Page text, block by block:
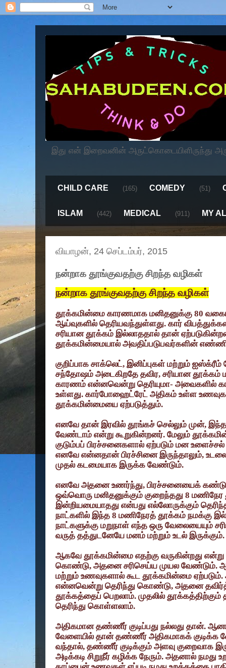
இது என் இறைவனின் அருட்கொடையிளிருந்து
CHILD CARE (165) COMEDY (51)
ISLAM (442) MEDICAL (911) MY
வியாழன், 24 செப்டம்பர், 2015
நன்றாக தூங்குவதற்கு சிறந்த வழிகள்
நன்றாக தூங்குவதற்கு சிறந்த வழிகள்
தூக்கமின்மை காரணமாக மனிதனுக்கு 80
ஆய்வுகளில் தெரியவந்துள்ளது. கார்
சரியான தூக்கம் இல்லாததால் தான்
தூக்கமின்மையால் அவதிப்படுபவர்களின்
குறிப்பாக சாக்லெட், இனிப்புகள் மற்றும்
சந்தோஷம் அடைகிறதே தவிர, சரியான தூக்கம்
காரணம் என்னவென்று தெரியுமா- அவைகளில்
உள்ளது. கார்போஹைட்ரேட் அதிகம் உள்ள
தூக்கமின்மையை ஏற்படுத்தும்.
எனவே தான் இரவில் தூங்கச் செல்லும் முன், இந்த
வேண்டாம் என்று கூறுகின்றனர். மேலும்
குடும்பப் பிரச்சனைகளால் ஏற்படும் மன
எனவே என்னதான் பிரச்சினை இருந்தாலும்,
முதல் கடமையாக இருக்க வேண்டும்.
எனவே அதனை உணர்ந்து, பிரச்சனையைக்
ஒவ்வொரு மனிதனுக்கும் குறைந்தது 8 மணிநேர
இன்றியமையாதது என்பது எல்லோருக்கும்
நாட்களில் இந்த 8 மணிநேரத் தூக்கம் நமக்கு
நாட்களுக்கு மறுநாள் எந்த ஒரு வேலையையும்
வருத் தத்துடனேயே மனம் மற்றும் உடல் இருக்கும்.
ஆகவே தூக்கமின்மை எதற்கு வருகின்றது
கொண்டு, அதனை சரிசெய்ய முயல வேண்டும்.
மற்றும் உணவுகளால் கூட தூக்கமின்மை
என்னவென்று தெரிந்து கொண்டு, அதனை
தூக்கத்தைப் பெறலாம். முதலில்
தெரிந்து கொள்ளலாம்.
அதிகமான தண்ணீர் குடிப்பது நல்லது தான்.
வேளையில் தான் தண்ணீர் அதிகமாகக் குடிக்க
வந்தால், தண்ணீர் குடிக்கும் அளவு குறைவாக
அடிக்கடி சிறுநீர் கழிக்க நேரும். அதனால் நமது